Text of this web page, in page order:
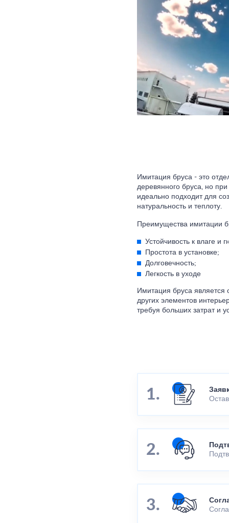
Имитация бруса - это
деревянного бруса, но
идеально подходит для
натуральность и теплоту.
Преимущества имитации
Устойчивость к влаге и
Простота в установке;
Долговечность;
Легкость в уходе
Имитация бруса является
других элементов
требуя больших затрат и